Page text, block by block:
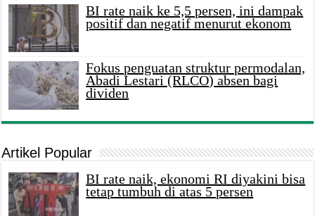
BI rate naik ke 5,5 persen, ini dampak
positif dan negatif menurut ekonom
Fokus penguatan struktur permodalan,
Abadi Lestari (RLCO) absen bagi
dividen
Artikel Popular
BI rate naik, ekonomi RI diyakini bisa
tetap tumbuh di atas 5 persen